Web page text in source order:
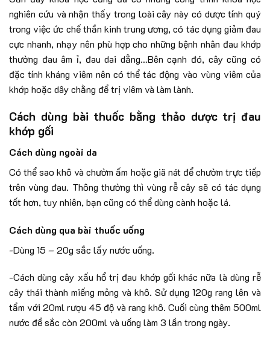
nghiên cứu và nhận thấy trong loài cây này có dược tính quý
trong việc ức chế thần kinh trung ương, có tác dụng giảm đau
cực nhanh, nhạy nên phù hợp cho những bệnh nhân đau khớp
thường đau âm ỉ, đau dai dẳng…Bên cạnh đó, cây cũng có
đặc tính kháng viêm nên có thể tác động vào vùng viêm của
khớp hoặc dây chằng để trị viêm và làm lành.
Cách dùng bài thuốc bằng thảo dược trị đau
khớp gối
Cách dùng ngoài da
Có thể sao khô và chườm ấm hoặc giã nát để chườm trực tiếp
trên vùng đau. Thông thường thì vùng rễ cây sẽ có tác dụng
tốt hơn, tuy nhiên, bạn cũng có thể dùng cành hoặc lá.
Cách dùng qua bài thuốc uống
-Dùng 15 – 20g sắc lấy nước uống.
-Cách dùng cây xấu hổ trị đau khớp gối khác nữa là dùng rễ
cây thái thành miếng mỏng và khô. Sử dụng 120g rang lên và
tẩm với 20ml rượu 45 độ và rang khô. Cuối cùng thêm 500ml
nước để sắc còn 200ml và uống làm 3 lần trong ngày.